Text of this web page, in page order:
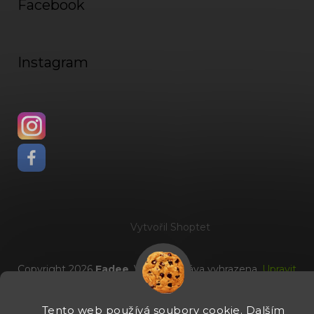
Tento web používá soubory cookie. Dalším
Facebook
Instagram
Vytvořil Shoptet
Copyright 2026Fadee. Všechna práva vyhrazena.Upravit
nastavení cookies